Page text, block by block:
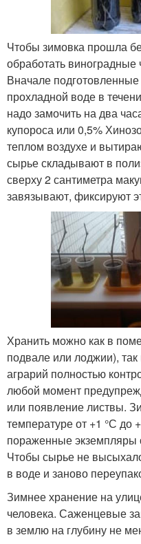
Чтобы зимовка прошла
обработать виноградные
Вначале
прохладной воде в
надо замочить на два
купороса или 0,5%
теплом воздухе и
сырье складывают в
сверху 2 сантиметра
завязывают, фиксируют
Хранить можно как в
подвале или лоджии),
аграрий полностью
любой момент
или появление листвы.
температуре от +1 °С до
пораженные
Чтобы сырье не
в воде и заново
Зимнее хранение на
человека. Саженцевые
в землю на глубину не